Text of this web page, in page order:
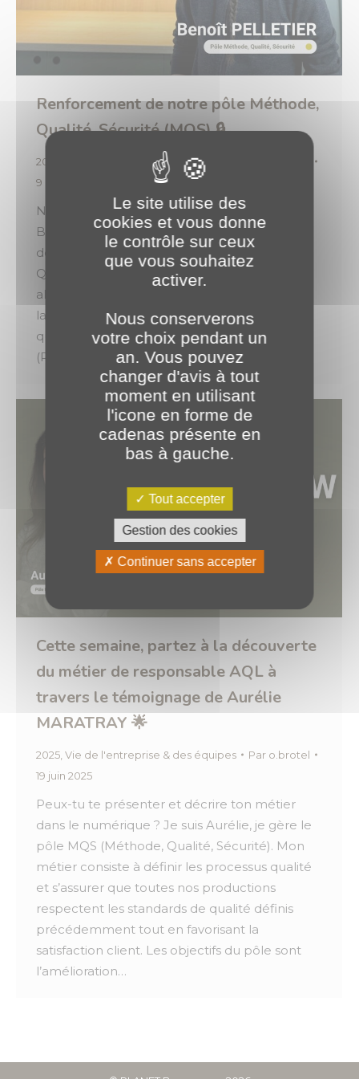
Renforcement de notre pôle Méthode,
Qualité, Sécurité (MQS) 🔒
2025 Vie de l'entreprise & des équipes
9 septembre 2025
Nous avons le plaisir de vous (re)présenter
Benoit Pelletier, arrivé lors de la rentrée
dernière. Après avoir réalisé son Bachelor
Qualité, Santé, Sécurité et Environnement en
alternance, il rejoint officiellement
la #teamPLANETBourgogne en tant
qu’assistant Méthode, Qualité, Sécurité.
(Re)Bienvenue parmi nous, Benoît ! 🚀
Cette semaine, partez à la découverte
du métier de responsable AQL à
travers le témoignage de Aurélie
MARATRAY 🌟
2025 Vie de l'entreprise & des équipes Par o.brotel
19 juin 2025
Peux-tu te présenter et décrire ton métier
dans le numérique ? Je suis Aurélie, je gère le
pôle MQS (Méthode, Qualité, Sécurité). Mon
métier consiste à définir les processus qualité
et s’assurer que toutes nos productions
respectent les standards de qualité définis
précédemment tout en favorisant la
satisfaction client. Les objectifs du pôle sont
l’amélioration…
Le site utilise des
cookies et vous donne
le contrôle sur ceux
que vous souhaitez
activer.
Nous conserverons
votre choix pendant un
an. Vous pouvez
changer d'avis à tout
moment en utilisant
l'icone en forme de
cadenas présente en
bas à gauche.
Tout accepter
Gestion des cookies
Continuer sans accepter